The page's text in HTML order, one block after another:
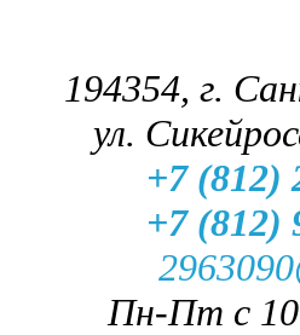
194354, г.
ул.
+7 (812)
+7 (812)
Пн-Пт с